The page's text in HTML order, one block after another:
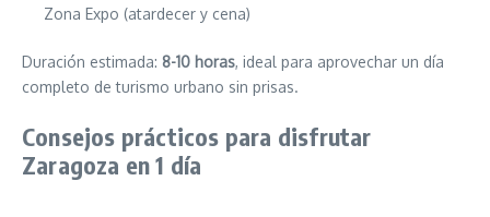
Zona Expo (atardecer y cena)
Duración estimada: 8-10 horas, ideal para aprovechar un día
completo de turismo urbano sin prisas.
Consejos prácticos para disfrutar
Zaragoza en 1 día